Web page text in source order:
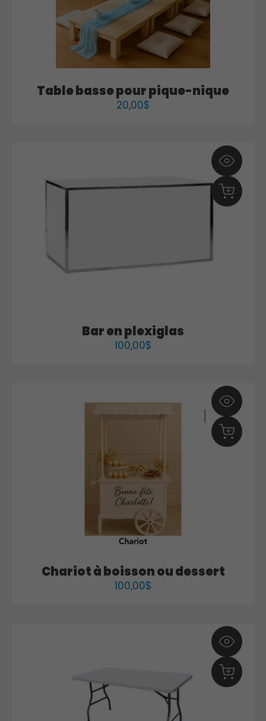
Table basse pour pique-nique
20,00$
Bar en plexiglas
100,00$
Chariot à boisson ou dessert
100,00$